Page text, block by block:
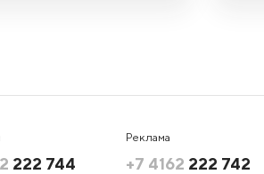
222 744
Реклама
+7 4162 222 742